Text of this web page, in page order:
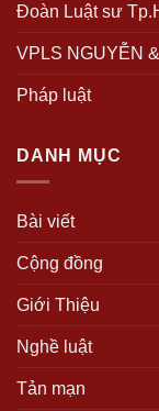
Đoàn Luật sư
VPLS NGUYỄN
Pháp luật
DANH MỤC
Bài viết
Cộng đồng
Giới Thiệu
Nghề luật
Tản mạn